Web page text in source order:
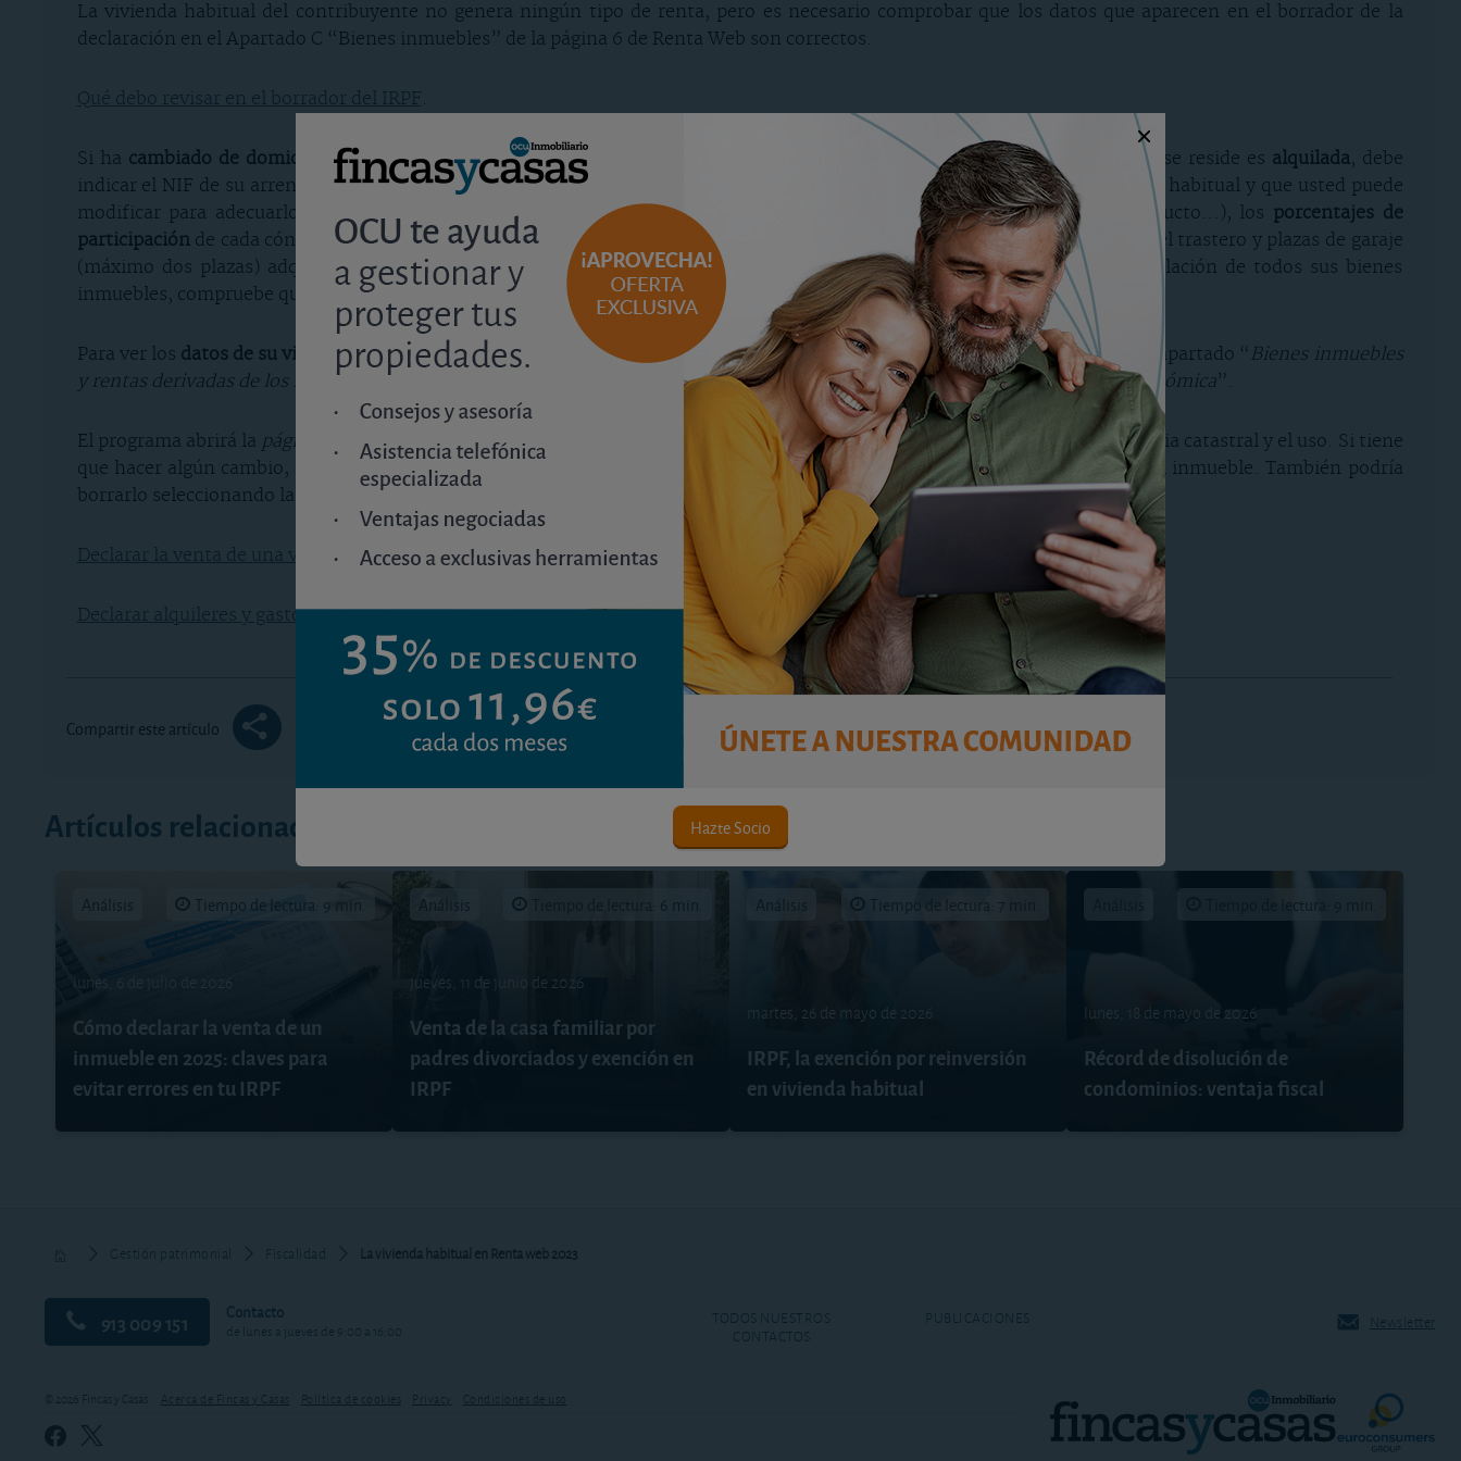
Hazte Socio
La vivienda habitual del contribuyente no genera ningún tipo de renta, pero es necesario comprobar que los datos que aparecen en el borrador de la
declaración en el Apartado C “Bienes inmuebles” de la página 6 de Renta Web son correctos.
Qué debo revisar en el borrador del IRPF.
Si ha cambiado de domicilio debe indicarlo en Renta Web e incluir los datos de la nueva vivienda. Si la vivienda en la que se reside es alquilada, debe
indicar el NIF de su arrendador. En el borrador de la declaración se muestran los datos que Hacienda posee sobre su vivienda habitual y que usted puede
modificar para adecuarlos a la realidad, como es el tipo detitularidad de la vivienda (si es en propiedad, alquiler, usufructo…), los porcentajes de
participaciónde cada cónyuge en caso de propiedad o usufructo, y la referencia catastral
del inmueble si la tiene. Los datos del trastero y plazas de garaje
(máximo dos plazas) adquiridos junto a la vivienda habitual, si son fincas registrales independientes, aparecerán en la relación de todos sus bienes
inmuebles, compruebe que el uso indicado es también el de vivienda habitual.
Para ver los datos de su vivienda habitualy del resto de sus inmuebles, seleccione dentro del apartado “Datos económicos” el apartado “ Bienes inmuebles
y rentas derivadas de los inmuebles a disposición de sus titulares, arrendados o cedidos a terceros, o afectos a actividades económica”.
El programa abrirá la página 6 de la declaración. Aparecerá un listado con todos los inmuebles , indicando la dirección, referencia catastral y el uso. Si tiene
que hacer algún cambio, podrá editar el inmueble seleccionando el
botón “Editar”que aparece a la izquierda del número del inmueble. También podría
borrarlo seleccionando la “X” si fuera necesario, por ejemplo, por ser su vivienda habitual antigua.
Declarar la venta de una vivienda en IRPF.
Declarar alquileres y gastos en Renta web 2023.
Compartir este artículo
Artículos relacionados
Análisis Tiempo de lectura: 9 min.
lunes, 6 de julio de 2026
Cómo declarar la venta de un
inmueble en 2025: claves para
evitar errores en tu IRPF
Análisis
jueves, 11 de junio de 2026
Venta de la casa familiar por
padres divorciados y exención en
IRPF
Tiempo de lectura: 7 min.
martes, 26 de mayo de 2026
IRPF, la exención por reinversión
en vivienda habitual
Tiempo de lectura: 9 min.
lunes, 18 de mayo de 2026
Récord de disolución de
condominios: ventaja fiscal
Gestión patrimonial Fiscalidad La vivienda habitual en Renta web 2023
913 009 151 Contacto
de lunes a jueves de 9:00 a 16:00
TODOS NUESTROS
CONTACTOS
PUBLICACIONES Newsletter
© 2026 Fincas y Casas Acerca de Fincas y Casas Política de cookies Privacy Condiciones de uso